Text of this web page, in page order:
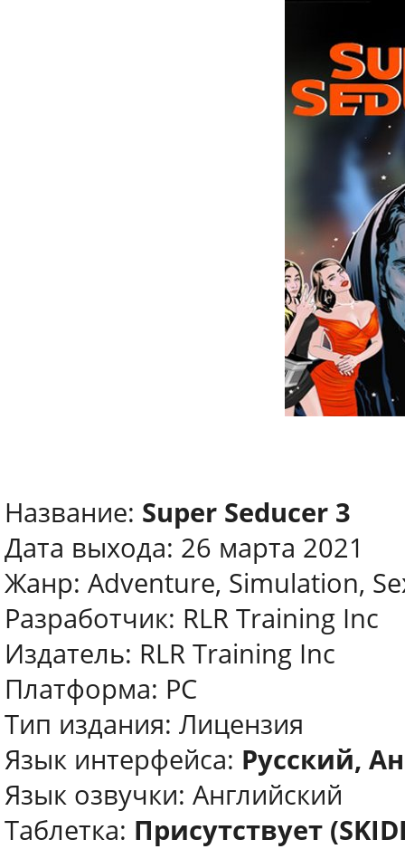
Название: Super Seducer 3
Дата выхода: 26 марта 2021
Жанр: Adventure, Simulation,
Разработчик: RLR Training Inc
Издатель: RLR Training Inc
Платформа: PC
Тип издания: Лицензия
Язык интерфейса: Русский,
Язык озвучки: Английский
Таблетка: Присутствует